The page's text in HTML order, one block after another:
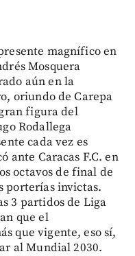
magnífico en
Mosquera
aún en la
oriundo de Carepa
figura del
Rodallega
cada vez es
ante Caracas F.C. en
octavos de final de
porterías invictas.
3 partidos de Liga
que el
que vigente, eso sí,
al Mundial 2030.